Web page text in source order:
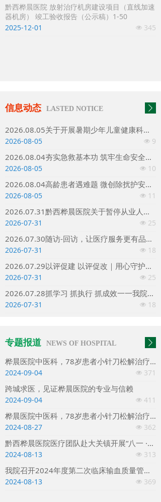
黔西桦晨医院 放射治疗机房建设项目（直线加速
器机房） 竣工验收报告（公示稿）1-50
넶 345
2025-12-01
信息动态 LASTED NOTICE ꄲ
2026.08.05关于开展暑期少年儿童健康科普与免费筛查活动
넶 9
2026-08-05
2026.08.04夯实急救基本功 筑牢生命安全线——我院综合内科组织除颤仪规范化操作专项培训
넶 10
2026-08-05
2026.08.04高龄患者遇难题 微创除扰护安康｜黔西桦晨医院妇产科成功为八旬老人完成高难度取环术
넶 11
2026-08-05
2026.07.31黔西桦晨医院关于暂停从业人员预防性健康体检（健康证）办理通知
넶 25
2026-07-31
2026.07.30随访-回访，让医疗服务更有品质更有温度
넶 18
2026-07-31
2026.07.29以评促建 以评促改｜用心守护透析患者生命线
넶 25
2026-07-31
2026.07.28抓学习 抓执行 抓成效一一我院党支部召开党员理论（业务）学习闭环管理专题会
넶 18
2026-07-31
专题报道 NEWS OF HOSPITAL ꄲ
桦晨医院中医科，78岁患者小针刀松解治疗康复出院
넶 371
2024-09-04
跨城求医，见证桦晨医院的专业与信赖
넶 411
2024-09-04
桦晨医院中医科，78岁患者小针刀松解治疗康复出院
넶 362
2024-08-27
黔西桦晨医院医疗团队赴大关镇开展“八一 ·关爱军人、保障健康”拥军优属活动
넶 313
2024-08-13
我院召开2024年度第二次临床输血质量管理委员会会议
넶 369
2024-08-13